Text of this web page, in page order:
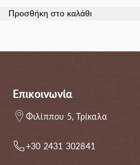
was:
τιμή
Προσθήκη στο καλάθι
Επικοινωνία
Φιλίππου 5, Τρίκαλα
+30 2431 302841